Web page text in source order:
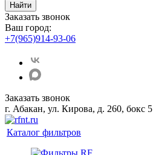
Найти
Заказать звонок
Ваш город:
+7(965)914-93-06
Заказать звонок
г. Абакан, ул. Кирова, д. 260, бокс 5
Каталог фильтров